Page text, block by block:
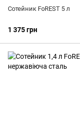
Сотейник FoREST 5 л
1 375 грн